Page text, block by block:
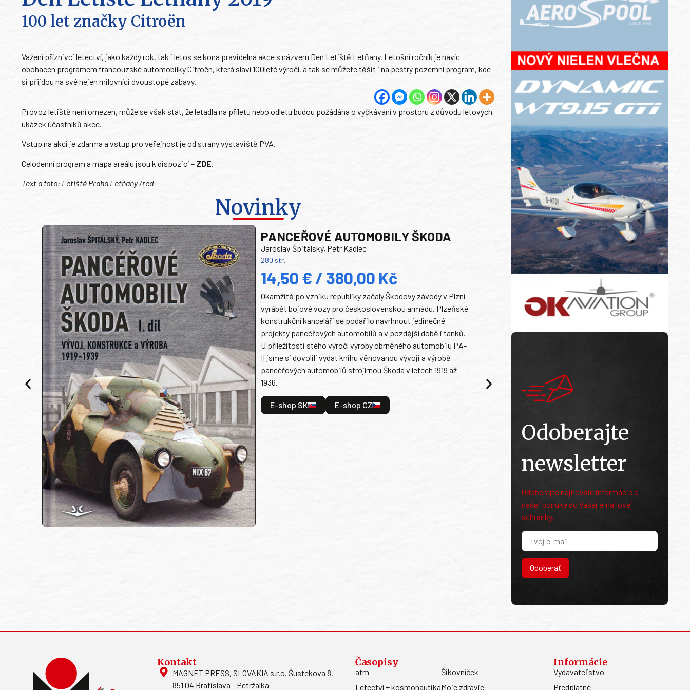
100 let značky Citroën
Vážení příznivci letectví, jako každý rok, tak i letos se koná pravidelná akce s názvem Den Letiště Letňany. Letošní ročník je navíc
obohacen programem francouzské automobilky Citroën, která slaví 100leté výročí, a tak se můžete těšit i na pestrý pozemní program, kde
si přijdou na své nejen milovníci dvoustopé zábavy.
Provoz letiště není omezen, může se však stát, že letadla na příletu nebo odletu budou požádána o vyčkávání v prostoru z důvodu letových
ukázek účastníků akce.
Vstup na akci je zdarma a vstup pro veřejnost je od strany výstaviště PVA.
Celodenní program a mapa areálu jsou k dispozici – ZDE
Text a foto: Letiště Praha Letňany /red
Novinky
PANCEŘOVÉ AUTOMOBILY ŠKODA
Jaroslav Špitálský, Petr Kadlec
280 str.
14,50 € / 380,00 Kč
Okamžitě po vzniku republiky začaly Škodovy závody v Plzni
vyrábět bojové vozy pro československou armádu. Plzeňské
konstrukční kanceláři se podařilo navrhnout jedinečné
projekty pancéřových automobilů a v pozdější době i tanků.
U příležitosti stého výročí výroby obrněného automobilu PA-
II jsme si dovolili vydat knihu věnovanou vývoji a výrobě
pancéřových automobilů strojírnou Škoda v letech 1919 až
1936.
E-shop SK E-shop CZ
Odoberajte
newsletter
Odoberajte najnovšie informácie o
našej ponuke do Vašej emailovej
schránky.
Odoberať
Kontakt
MAGNET PRESS, SLOVAKIA s.r.o. Šustekova 8,
851 04 Bratislava - Petržalka
Časopisy
atm
Letectví + kosmonautika
Šikovníček
Moje zdravie
Informácie
Vydavateľstvo
Predplatné